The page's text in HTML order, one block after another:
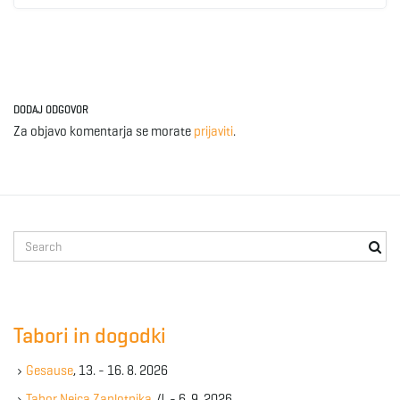
DODAJ ODGOVOR
Za objavo komentarja se morate prijaviti.
e
e
Tabori in dogodki
Gesause, 13. - 16. 8. 2026